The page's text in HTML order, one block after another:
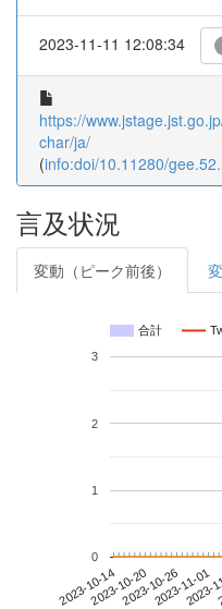
2023-11-11 12:08:34
https://
char/ja/
(info:doi/10.11280/
言及状況
変動（ピーク前後）
合計
2023-10-142023-10-202023-10-262023-11-01
2023-
0
1
2
3